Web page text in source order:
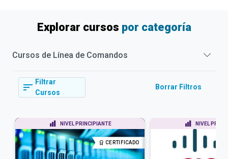
Explorar cursos por categoría
Cursos de Línea de Comandos
Filtrar
Cursos
Borrar Filtros
NIVEL PRINCIPIANTE
CERTIFICADO
NIVEL